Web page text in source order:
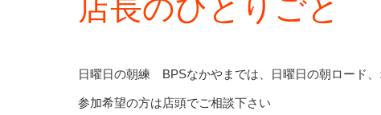
店長のひとりごと
日曜日の朝練 BPSなかやまでは、日曜日の朝ロード
参加希望の方は店頭でご相談下さい